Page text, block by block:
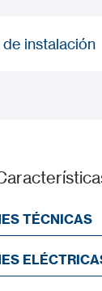
de instalación
TÉCNICAS